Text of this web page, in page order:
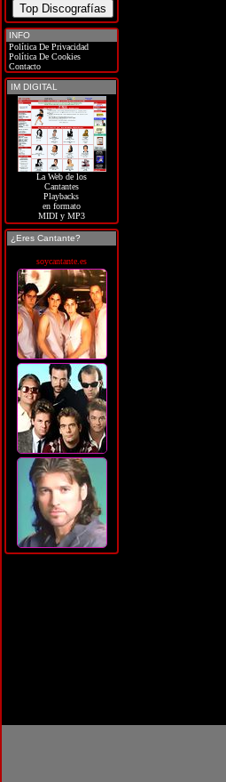
INFO
Política De Privacidad
Política De Cookies
Contacto
IM DIGITAL
La Web de los
Cantantes
Playbacks
en formato
MIDI y MP3
¿Eres Cantante?
soycantante.es